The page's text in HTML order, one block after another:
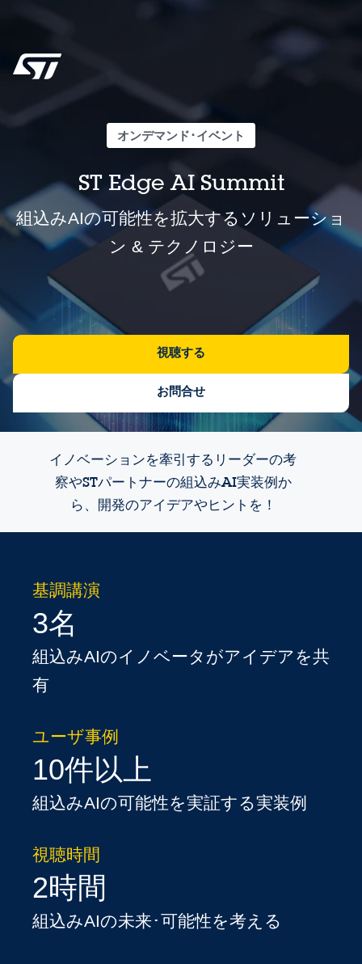
オンデマンド･イベント
ST Edge AI Summit
組込みAIの可能性を拡大するソリューショ
ン & テクノロジー
視聴する
お問合せ
基調講演
3名
組込みAIのイノベータがアイデアを共
有
ユーザ事例
10件以上
組込みAIの可能性を実証する実装例
視聴時間
2時間
組込みAIの未来･可能性を考える
イノベーションを牽引するリーダーの考
察やSTパートナーの組込みAI実装例か
ら、開発のアイデアやヒントを！